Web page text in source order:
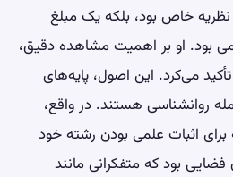
خاص بود، بلکه یک مبلغ
بود. او بر اهمیت مشاهده دقیق،
می‌کرد. این اصول، پایه‌های
روانشناسی هستند. در واقع،
برای اثبات علمی بودن رشته خود
بود که متفکرانی مانند